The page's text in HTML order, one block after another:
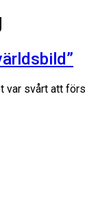
var svårt att